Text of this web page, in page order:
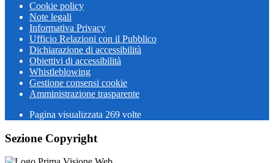
Cookie policy
Note legali
Informativa Privacy
Ufficio Relazioni con il Pubblico
Dichiarazione di accessibilità
Obiettivi di accessibilità
Whistleblowing
Gestione consensi cookie
Amministrazione trasparente
Pagina visualizzata 269 volte
Sezione Copyright